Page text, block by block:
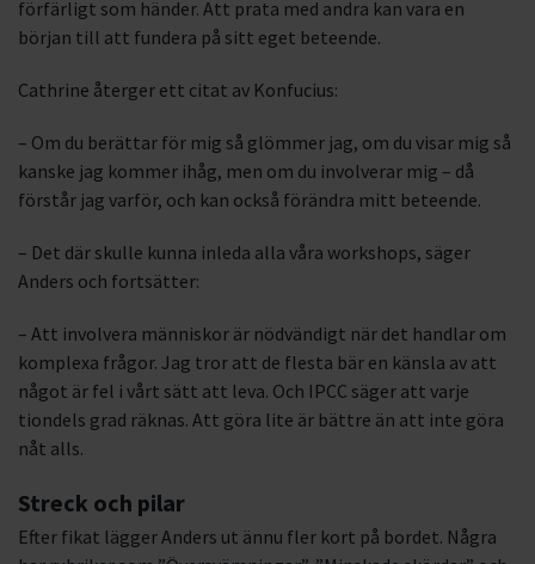
förfärligt som händer. Att prata med andra kan vara en
början till att fundera på sitt eget beteende.
Cathrine återger ett citat av Konfucius:
– Om du berättar för mig så glömmer jag, om du visar mig så
kanske jag kommer ihåg, men om du involverar mig – då
förstår jag varför, och kan också förändra mitt beteende.
– Det där skulle kunna inleda alla våra workshops, säger
Anders och fortsätter:
– Att involvera människor är nödvändigt när det handlar om
komplexa frågor. Jag tror att de flesta bär en känsla av att
något är fel i vårt sätt att leva. Och IPCC säger att varje
tiondels grad räknas. Att göra lite är bättre än att inte göra
nåt alls.
Streck och pilar
Efter fikat lägger Anders ut ännu fler kort på bordet. Några